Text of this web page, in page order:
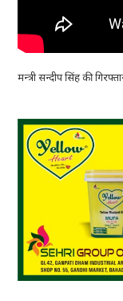
मन्त्री सन्दीप सिंह की